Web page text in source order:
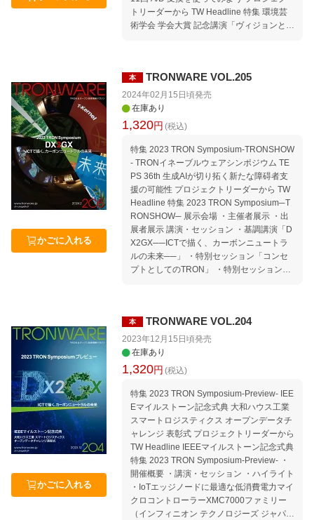
トリーダーから TW Headline 特集 環境芸
術学会 学会大賞 記念講演「ヴィジョンとし
しよう〜新しいBSP（ボードサポートパッ
ケージ）を使いこなす 連載：micro:bitでμT-
Kernel 3.0を動かそう 第11回 A/D変換を使
ってみよう セミナー情報｜セミナースケジ
ュール 2024年4月〜7月 Welcome to TRON
Forum ＆ Ubiquitous ID Center 公共交通オ
ープンデータ協議会に入会しよう! Moveme
nt｜TRON から見たコンピュータ業界の動
向 Media｜TRONに関する報道 TIVAC Infor
mation 編集後記 本誌「記事ucode」の使い
方
かごに入れる
本 TRONWARE VOL.205
2024年02月15日頃発売
在庫あり
1,320円 (税込)
特集 2023 TRON Symposium-TRONSHOW
- TRONイネーブルウェアシンポジウム TE
PS 36th 生成AIが切り拓く新たな障碍者支
援の可能性 プロジェクトリーダーから TW
Headline 特集 2023 TRON Symposium─T
RONSHOW─ 展示会場 ・主催者展示 ・出
展者展示 講演・セッション ・基調講演「D
X2GX──ICTで描く、カーボンニュートラ
ルの未来──」 ・特別セッション「コンセ
プトとしてのTRON」 ・特別セッション「I
ータチャレンジ ・公共交通とデジタル地方
創生のためのオープンデータ・プラットフ
ォーム ・スマートビル／スマートハウスセ
ッション ・生成系AI時代に向けたINIADの
教育 ・オープンIoT、データ連携とエネル
ギープラットフォームの社会実装 ＝電力の
融通「電融」は誰にベネフィットをもたら
すのか＝ ・未来省 GXセッション ・新たな
価値の創造とグローバルサステナブル社会
を支えるNTTへ ・LLM＋×IOWN〜IOWNの
進展、NTT版LLMの誕生、そして2つの相互
作用〜 ・TRON-AI-IOWNで未来を語る ・IE
EE CTSoc Technical Paper Presentation S
ession ・TRONイネーブルウェアシンポジ
ウム TEPS 36th 生成AIが切り拓く新たな障
かごに入れる
本 TRONWARE VOL.204
2023年12月15日頃発売
在庫あり
1,320円 (税込)
特集 2023 TRON Symposium-Preview- IEE
Eマイルストーン記念式典 大和ハウス工業
スマートロジスティクス オープンデータチ
ャレンジ 表彰式 プロジェクトリーダーから
TW Headline IEEEマイルストーン記念式典
特集 2023 TRON Symposium-Preview- ・
開催概要 ・講演・セッション ・ハイライト
・IoTエッジノードに最適な低消費電力マイ
クロコントローラーXMC7000ファミリー
（インフィニオン テクノロジーズ ジャパン